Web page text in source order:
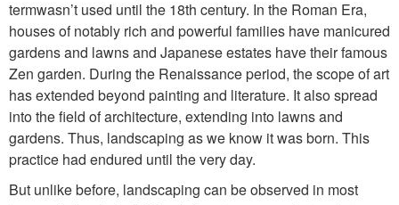
termwasn’t used until the 18th century. In the Roman Era,
houses of notably rich and powerful families have manicured
gardens and lawns and Japanese estates have their famous
Zen garden. During the Renaissance period, the scope of art
has extended beyond painting and literature. It also spread
into the field of architecture, extending into lawns and
gardens. Thus, landscaping as we know it was born. This
practice had endured until the very day.
But unlike before, landscaping can be observed in most